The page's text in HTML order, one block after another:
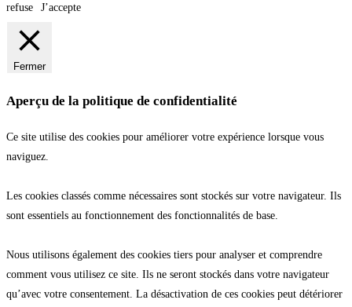
refuse
J’accepte
Fermer
Aperçu de la politique de confidentialité
Ce site utilise des cookies pour améliorer votre expérience lorsque vous
naviguez.
Les cookies classés comme nécessaires sont stockés sur votre navigateur. Ils
sont essentiels au fonctionnement des fonctionnalités de base.
Nous utilisons également des cookies tiers pour analyser et comprendre
comment vous utilisez ce site. Ils ne seront stockés dans votre navigateur
qu’avec votre consentement. La désactivation de ces cookies peut détériorer